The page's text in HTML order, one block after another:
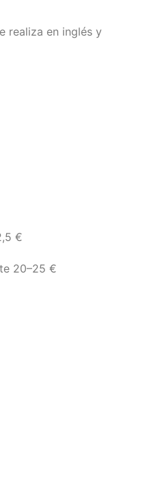
realiza en inglés y
€
20–25 €